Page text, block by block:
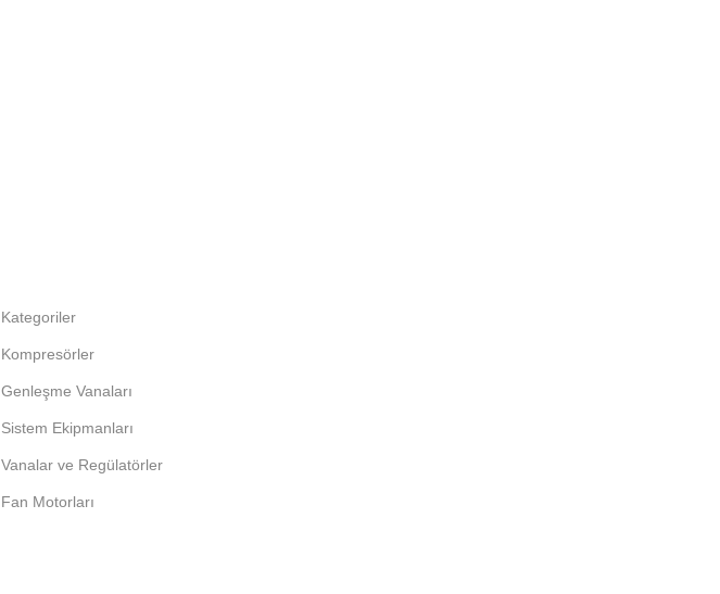
Kategoriler
Kompresörler
Genleşme Vanaları
Sistem Ekipmanları
Vanalar ve Regülatörler
Fan Motorları